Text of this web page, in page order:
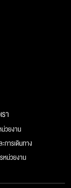
า
วยงาน
การเดินทาง
หน่วยงาน